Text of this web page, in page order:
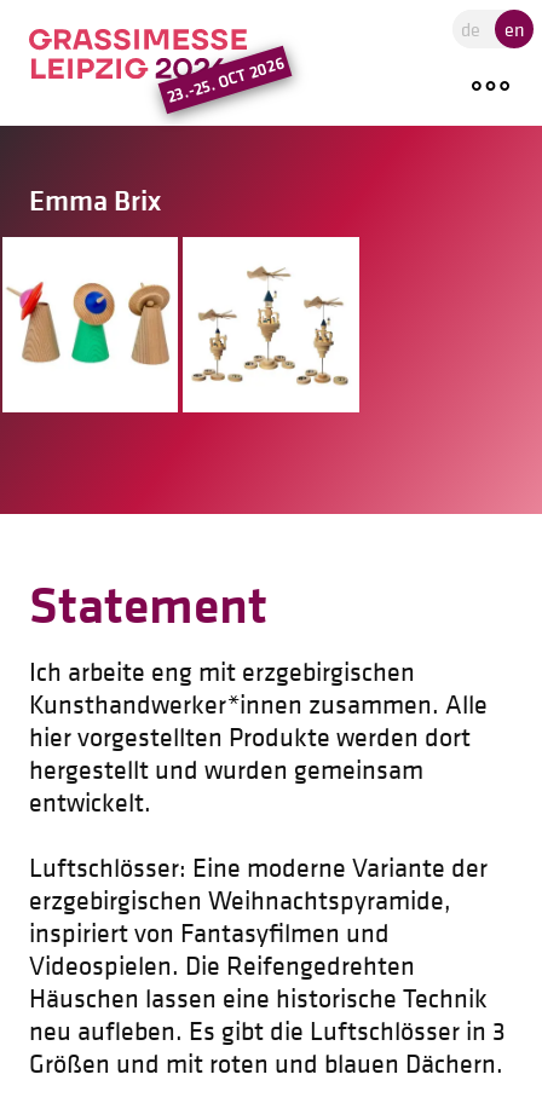
Go to the main region of the
23.-25. OCT 2026
de en
Emma Brix
Statement
Ich arbeite eng mit erzgebirgischen
Kunsthandwerker*innen zusammen. Alle
hier vorgestellten Produkte werden dort
hergestellt und wurden gemeinsam
entwickelt.
Luftschlösser: Eine moderne Variante der
erzgebirgischen Weihnachtspyramide,
inspiriert von Fantasyfilmen und
Videospielen. Die Reifengedrehten
Häuschen lassen eine historische Technik
neu aufleben. Es gibt die Luftschlösser in 3
Größen und mit roten und blauen Dächern.